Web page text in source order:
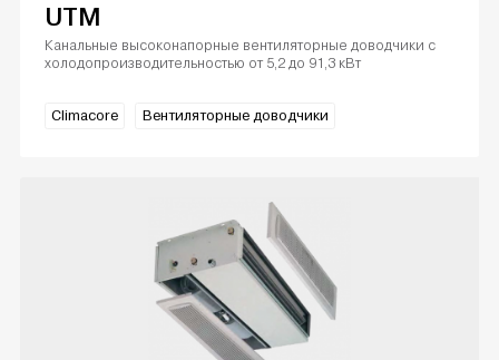
UTM
Канальные высоконапорные вентиляторные доводчики с
холодопроизводительностью от 5,2 до 91,3 кВт
Climacore Вентиляторные доводчики